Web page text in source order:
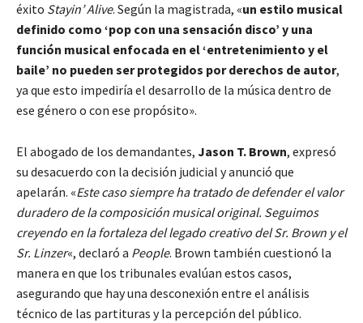
éxito Stayin’ Alive. Según la magistrada, «un estilo musical
definido como ‘pop con una sensación disco’ y una
función musical enfocada en el ‘entretenimiento y el
baile’ no pueden ser protegidos por derechos de autor,
ya que esto impediría el desarrollo de la música dentro de
ese género o con ese propósito».
El abogado de los demandantes, Jason T. Brown, expresó
su desacuerdo con la decisión judicial y anunció que
apelarán. «Este caso siempre ha tratado de defender el valor
duradero de la composición musical original. Seguimos
creyendo en la fortaleza del legado creativo del Sr. Brown y el
Sr. Linzer«, declaró a People. Brown también cuestionó la
manera en que los tribunales evalúan estos casos,
asegurando que hay una desconexión entre el análisis
técnico de las partituras y la percepción del público.